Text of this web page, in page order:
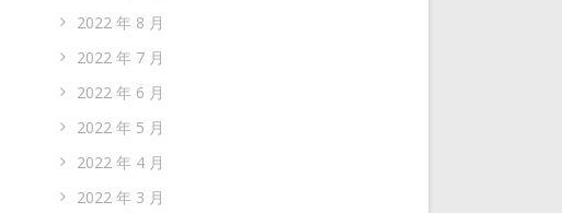
2022 年 8 月
2022 年 7 月
2022 年 6 月
2022 年 5 月
2022 年 4 月
2022 年 3 月